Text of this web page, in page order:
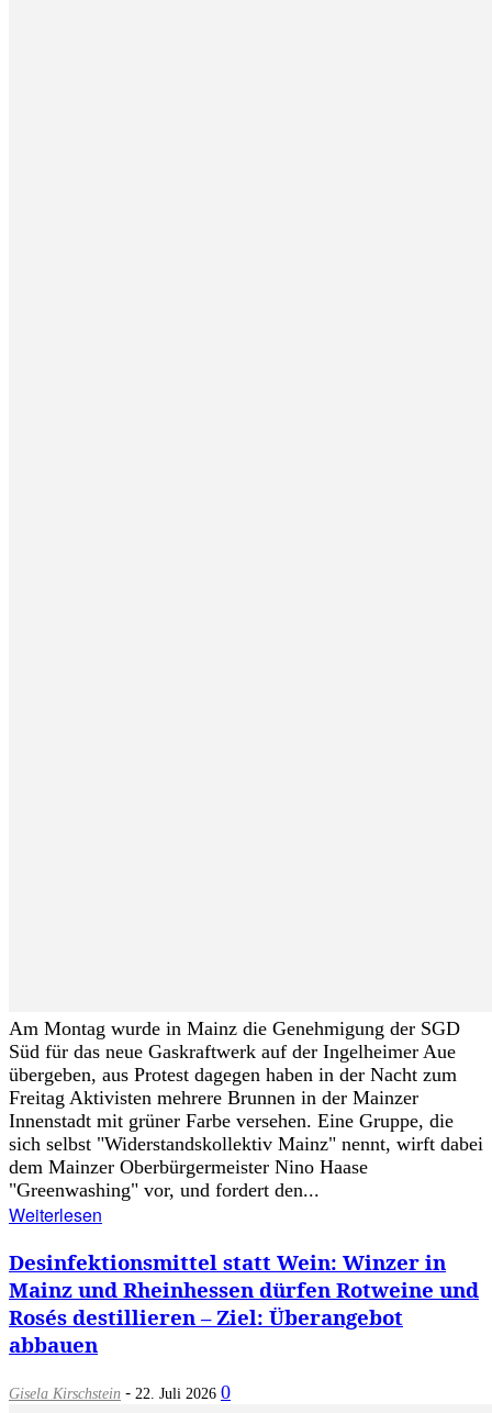
Am Montag wurde in Mainz die Genehmigung der SGD
Süd für das neue Gaskraftwerk auf der Ingelheimer Aue
übergeben, aus Protest dagegen haben in der Nacht zum
Freitag Aktivisten mehrere Brunnen in der Mainzer
Innenstadt mit grüner Farbe versehen. Eine Gruppe, die
sich selbst "Widerstandskollektiv Mainz" nennt, wirft dabei
dem Mainzer Oberbürgermeister Nino Haase
"Greenwashing" vor, und fordert den...
Weiterlesen
Desinfektionsmittel statt Wein: Winzer in
Mainz und Rheinhessen dürfen Rotweine und
Rosés destillieren – Ziel: Überangebot
abbauen
Gisela Kirschstein - 22. Juli 2026 0